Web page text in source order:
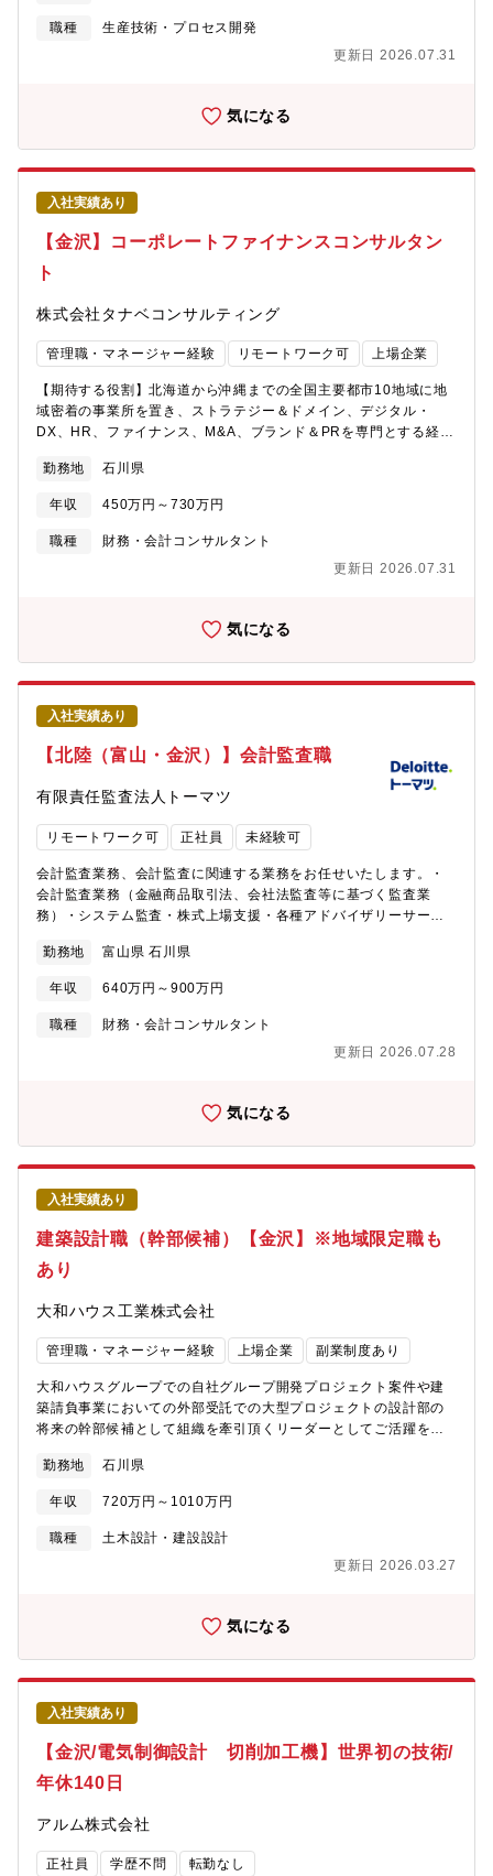
像の再現、AIシステムのパラメータ調整、PLCの調整等）・不具
フトウェアの操作説明や運用サポート【魅力ポイント】・2020年
す！・現在は外観検査事業およびコンサルティング事業を中心に
事業拡大中で、売上高はYonY200%程度の成長や高い営業利益率
と収益性の高い事業経営を展開しており、新規顧客数も右肩上が
りに増えております！・新卒の20代前半の若手社員から50代社員
まで年齢問わず幅広い層の社員が在籍して活躍しており、ボード
メンバーはキーエンス出身者や大手銀行出身者で構成され、スタ
ートアップながらも堅実な経営を推進して企業です！【勤務地補
足】※金沢営業所は2026年度春に開設予定、徒歩10分圏内を想定
しております。※入社後は数か月東京本社で研修がございます。
職種
生産技術・プロセス開発
更新日 2026.07.31
気になる
入社実績あり
【金沢】コーポレートファイナンスコンサルタン
ト
株式会社タナベコンサルティング
管理職・マネージャー経験 リモートワーク可 上場企業
【期待する役割】北海道から沖縄までの全国主要都市10地域に地
域密着の事業所を置き、ストラテジー＆ドメイン、デジタル・
DX、HR、ファイナンス、M&A、ブランド＆PRを専門とする経営
も連携しながら、地域における貢献体制を具現化しています。地
域や企業の成長課題に先回りして戦略を提言し、持続的成長を続
ける企業の実例を増やし続けることで、地域の経営者・リーダー
のための戦略プラットフォームとしてともに成長していくことが
ンサルティング 現状把握～課題発見～対策検討～実行支援～成
ジェクト進捗管理 ・クライアントとのコミュニケーションツー
ルの導入 ・現状把握：調査→経営者とのミーティング、資料提
出依頼 分析→業界や顧客、組織体制、制度な
ど ・報告会の設定、報告書作成 ・コンサルティングに関わる
契約締結などの実務 ・コンサルティング内容の記録（議事録作
成等） ・継続契約のための現状分析・調査から提案（リピート
のクライアント7割）２．顧客創造 アポイント獲得～訪問～提案
～クロージングを行う ・クライアントやアライアンス先からの
紹介、 専門サイトからの問合せなどからクライアント訪
問 ・クライアントへのインタビューから現状把握し、チームで
提案の方向性を協議 ・企画提案書を作成し、クライアントへ企
画提案 ・既存顧客70%、新規開拓30％、主な提案サービスはコ
ンサルティング・教育３．研究会、セミナー 研究会・セミナー
の企画、当日のコーディネーターなどの運営【研究会】 ・経営
層のための学びと体験の場 ・各種研究テーマごとに定期開
視察から最新情報を吸収 ・同じ課題解決に取り組む参加企業と
上 ・経営層から新入社員まで実践的な学びを提供し、人づくり
を通じて企業の持続的成長を支援 ・人材単体ではなく人材を取
人材」「経営的視点から発想できる人材」を育成。【ファイナン
ら、持続可能な経営システムを構築し、企業価値の最大化をサポ
ート。企業の成長性と持続性の両面をサポートするCFO（チー
フ・ファイナンシャル・オフィサー）機能を発揮し、財務戦略の
立案からホールディング経営やグループ経営システム構築、事業
承継、M&A、サクセッションプラン、ダッシュボードマネジメン
ト（業績管理）、IPO 支援まで、企業の成長ステージに合わせた
最適なコーポレートファイナンスサービスを提供。新しい時代の
新しい経営システムを構築します。【コンサルティングテーマ
例】 ホールディングス / グループ経営 / 事業承継 / 企
ンス 業績先行管理システム / 管理会計システム / CFO育成
勤務地 石川県
年収 450万円～730万円
職種
財務・会計コンサルタント
更新日 2026.07.31
気になる
入社実績あり
【北陸（富山・金沢）】会計監査職
有限責任監査法人トーマツ
リモートワーク可 正社員 未経験可
会計監査業務、会計監査に関連する業務をお任せいたします。・
会計監査業務（金融商品取引法、会社法監査等に基づく監査業
務）・システム監査・株式上場支援・各種アドバイザリーサービ
お願いしています 【募集背景】増員＆欠員補充
勤務地 富山県 石川県
年収 640万円～900万円
職種
財務・会計コンサルタント
更新日 2026.07.28
気になる
入社実績あり
建築設計職（幹部候補）【金沢】※地域限定職も
あり
大和ハウス工業株式会社
管理職・マネージャー経験 上場企業 副業制度あり
大和ハウスグループでの自社グループ開発プロジェクト案件や建
築請負事業においての外部受託での大型プロジェクトの設計部の
将来の幹部候補として組織を牽引頂くリーダーとしてご活躍を頂
データセンター、医療・介護施設、工場、ロードサイド店舗など
の意匠設計、設計監理をご担当頂きます。※専門アセットではな
くそれぞれが幅広い物件をご担当頂く予定です。◇建築事業(非住
宅領域)について…住宅メーカーとして知られる大和ハウス工業で
ぶまでの事業成長を見せています。《おすすめポイント》★複合
物に携われます。～大和ハウスグループの事業領域～
https://www.daiwahouse.co.jp/tochikatsu/loc/jigyo/index.html
勤務地 石川県
年収 720万円～1010万円
職種
土木設計・建設設計
更新日 2026.03.27
気になる
入社実績あり
【金沢/電気制御設計 切削加工機】世界初の技術/
年休140日
アルム株式会社
正社員 学歴不問 転勤なし